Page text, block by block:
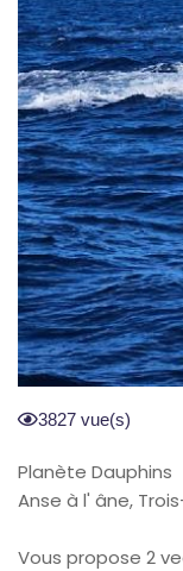
3827 vue(s)
Planète Dauphins
Anse à l' âne,
Vous propose 2